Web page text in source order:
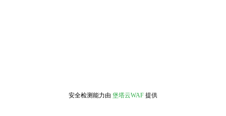
安全检测能力由 堡塔云WAF 提供